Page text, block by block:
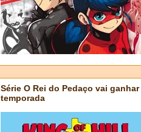
Série O Rei do Pedaço vai
temporada